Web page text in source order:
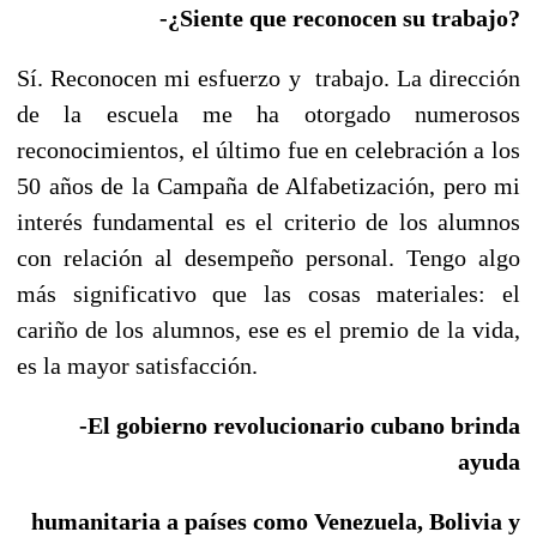
-¿Siente que reconocen su trabajo?
Sí. Reconocen mi esfuerzo y trabajo. La dirección
de la escuela me ha otorgado numerosos
reconocimientos, el último fue en celebración a los
50 años de la Campaña de Alfabetización, pero mi
interés fundamental es el criterio de los alumnos
con relación al desempeño personal. Tengo algo
más significativo que las cosas materiales: el
cariño de los alumnos, ese es el premio de la vida,
es la mayor satisfacción.
-El gobierno revolucionario cubano brinda
ayuda
humanitaria a países como Venezuela, Bolivia y